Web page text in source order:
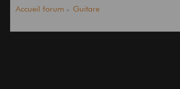
Accueil forum Guitare